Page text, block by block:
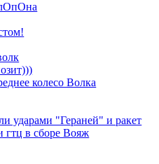
колесо Волка
ударами "Гераней" и ракет
гтц в сборе Вояж